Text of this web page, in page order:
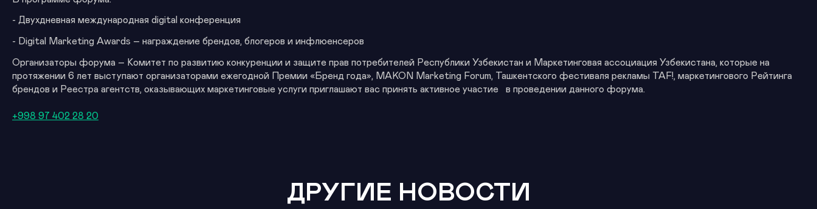
- Двухдневная международная digital конференция
- Digital Marketing Awards – награждение брендов, блогеров и инфлюенсеров
Организаторы форума – Комитет по развитию конкуренции и защите прав потребителей Республики Узбекистан и Маркетинговая ассоциация Узбекистана, которые на
протяжении 6 лет выступают организаторами ежегодной Премии «Бренд года», MAKON Marketing Forum, Ташкентского фестиваля рекламы TAF!, маркетингового Рейтинга
брендов и Реестра агентств, оказывающих маркетинговые услуги приглашают вас принять активное участие в проведении данного форума.
+998 97 402 28 20
ДРУГИЕ НОВОСТИ